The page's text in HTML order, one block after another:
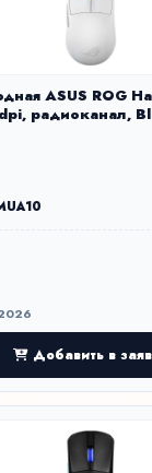
ASUS ROG
радиоканал,
Добавить в